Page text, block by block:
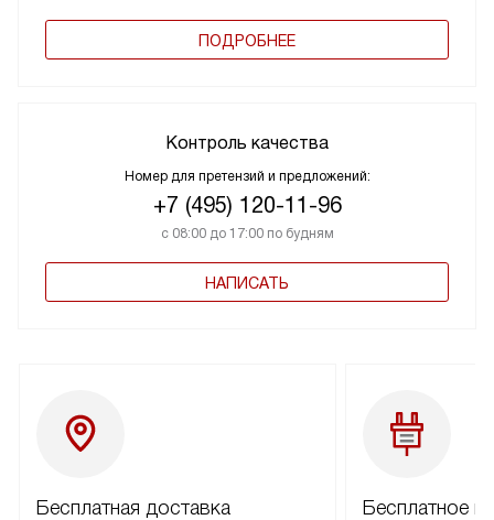
ПОДРОБНЕЕ
Контроль качества
Номер для претензий и предложений:
+7 (495) 120-11-96
с 08:00 до 17:00 по будням
НАПИСАТЬ
Бесплатная доставка Бесплатное